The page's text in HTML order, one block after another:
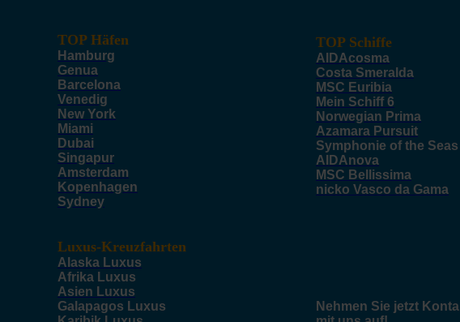
TOP Häfen
Hamburg
Genua
Barcelona
Venedig
New York
Miami
Dubai
Singapur
Amsterdam
Kopenhagen
Sydney
Luxus-Kreuzfahrten
Alaska Luxus
Afrika Luxus
Asien Luxus
Galapagos Luxus
TOP Schiffe
AIDAcosma
Costa Smeralda
MSC Euribia
Mein Schiff 6
Norwegian Prima
Azamara Pursuit
Symphonie of the Seas
AIDAnova
MSC Bellissima
nicko Vasco da Gama
Nehmen Sie jetzt